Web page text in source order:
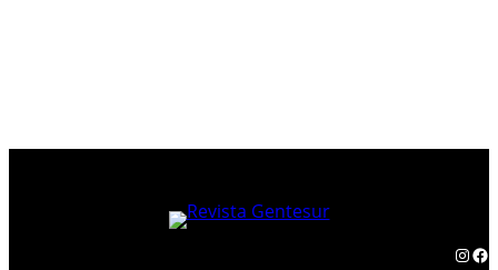
InstagramFacebook